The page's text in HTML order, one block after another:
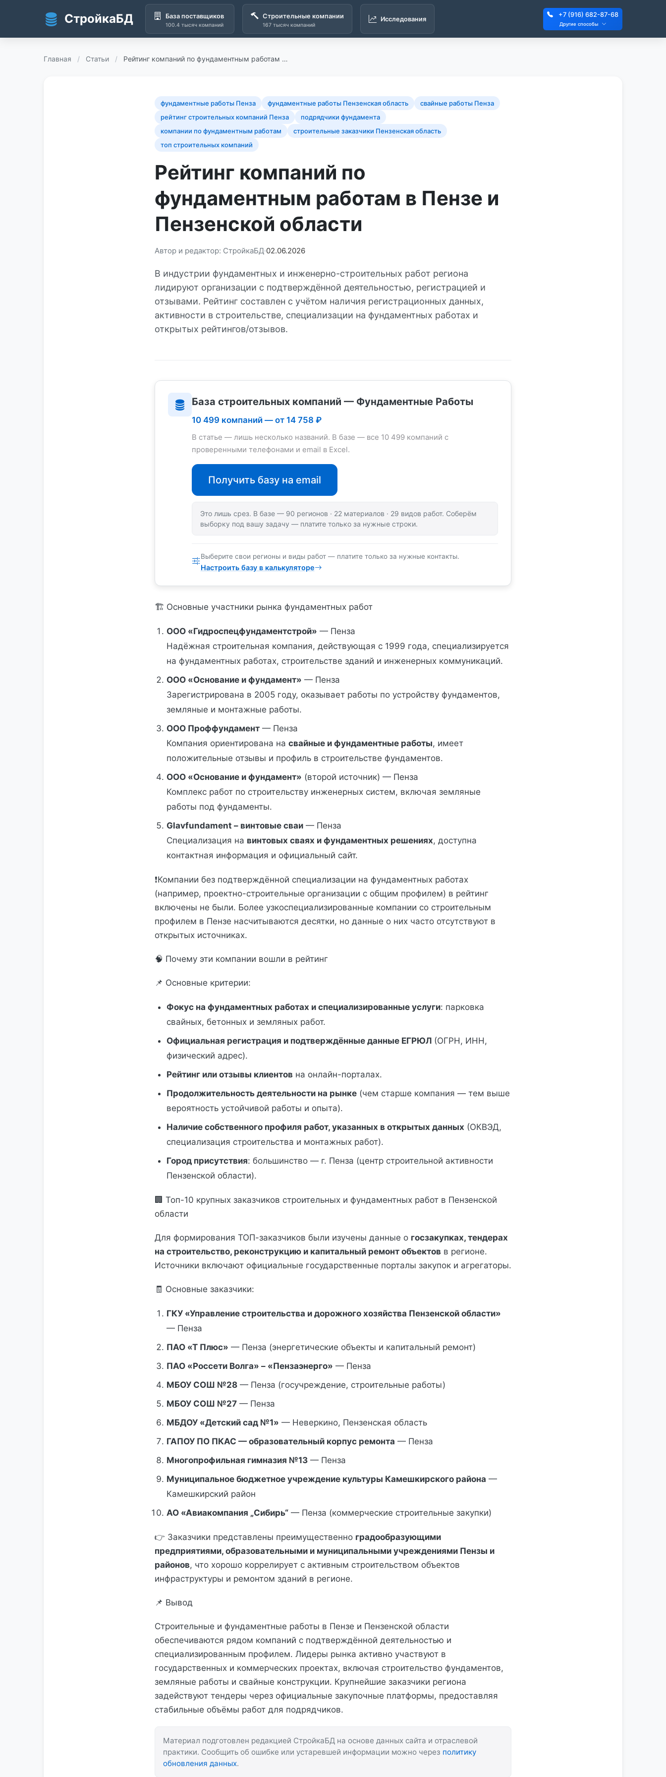
СтройкаБД База поставщиков
100.4 тысяч компаний
Строительные компании
167 тысяч компаний
Исследования
+7 (916) 682-87-68
Другие способы
Главная / Статьи / Рейтинг компаний по фундаментным работам …
фундаментные работы Пенза фундаментные работы Пензенская область
свайные работы Пенза
рейтинг строительных компаний Пенза
подрядчики фундамента
компании по фундаментным работам
строительные заказчики Пензенская область
топ строительных компаний
Рейтинг компаний по
фундаментным работам в Пензе и
Пензенской области
Автор и редактор: СтройкаБД 02.06.2026
В индустрии фундаментных и инженерно-строительных работ региона
лидируют организации с подтверждённой деятельностью, регистрацией и
отзывами. Рейтинг составлен с учётом наличия регистрационных данных,
активности в строительстве, специализации на фундаментных работах и
открытых рейтингов/отзывов.
База строительных компаний — Фундаментные Работы
10 499 компаний — от 14 758 ₽
В статье — лишь несколько названий. В базе — все 10 499 компаний с
проверенными телефонами и email в Excel.
Получить базу на email
Это лишь срез. В базе — 90 регионов · 22 материалов · 29 видов работ. Соберём
выборку под вашу задачу — платите только за нужные строки.
Выберите свои регионы и виды работ — платите только за нужные контакты.
Настроить базу в калькуляторе
🏗️ Основные участники рынка фундаментных работ
ООО «Гидроспецфундаментстрой» — Пенза
Надёжная строительная компания, действующая с 1999 года, специализируется
на фундаментных работах, строительстве зданий и инженерных коммуникаций.
ООО «Основание и фундамент» — Пенза
Зарегистрирована в 2005 году, оказывает работы по устройству фундаментов,
земляные и монтажные работы.
ООО Проффундамент — Пенза
Компания ориентирована на свайные и фундаментные работы, имеет
положительные отзывы и профиль в строительстве фундаментов.
ООО «Основание и фундамент» (второй источник) — Пенза
Комплекс работ по строительству инженерных систем, включая земляные
работы под фундаменты.
Glavfundament – винтовые сваи — Пенза
Специализация на винтовых сваях и фундаментных решениях, доступна
контактная информация и официальный сайт.
❗Компании без подтверждённой специализации на фундаментных работах
(например, проектно-строительные организации с общим профилем) в рейтинг
включены не были. Более узкоспециализированные компании со строительным
профилем в Пензе насчитываются десятки, но данные о них часто отсутствуют в
открытых источниках.
🧠 Почему эти компании вошли в рейтинг
📌 Основные критерии:
Фокус на фундаментных работах и специализированные услуги: парковка
свайных, бетонных и земляных работ.
Официальная регистрация и подтверждённые данные ЕГРЮЛ (ОГРН, ИНН,
физический адрес).
Рейтинг или отзывы клиентов на онлайн-порталах.
Продолжительность деятельности на рынке (чем старше компания — тем выше
вероятность устойчивой работы и опыта).
Наличие собственного профиля работ, указанных в открытых данных (ОКВЭД,
специализация строительства и монтажных работ).
Город присутствия: большинство — г. Пенза (центр строительной активности
Пензенской области).
🏢 Топ-10 крупных заказчиков строительных и фундаментных работ в Пензенской
области
Для формирования ТОП-заказчиков были изучены данные о госзакупках, тендерах
на строительство, реконструкцию и капитальный ремонт объектов в регионе.
Источники включают официальные государственные порталы закупок и агрегаторы.
🧾 Основные заказчики:
ГКУ «Управление строительства и дорожного хозяйства Пензенской области»
— Пенза
ПАО «Т Плюс» — Пенза (энергетические объекты и капитальный ремонт)
ПАО «Россети Волга» – «Пензаэнерго» — Пенза
МБОУ СОШ №28 — Пенза (госучреждение, строительные работы)
МБОУ СОШ №27 — Пенза
МБДОУ «Детский сад №1» — Неверкино, Пензенская область
ГАПОУ ПО ПКАС — образовательный корпус ремонта — Пенза
Многопрофильная гимназия №13 — Пенза
Муниципальное бюджетное учреждение культуры Камешкирского района —
Камешкирский район
АО «Авиакомпания „Сибирь“ — Пенза (коммерческие строительные закупки)
👉 Заказчики представлены преимущественно градообразующими
предприятиями, образовательными и муниципальными учреждениями Пензы и
районов, что хорошо коррелирует с активным строительством объектов
инфраструктуры и ремонтом зданий в регионе.
📌 Вывод
Строительные и фундаментные работы в Пензе и Пензенской области
обеспечиваются рядом компаний с подтверждённой деятельностью и
специализированным профилем. Лидеры рынка активно участвуют в
государственных и коммерческих проектах, включая строительство фундаментов,
земляные работы и свайные конструкции. Крупнейшие заказчики региона
задействуют тендеры через официальные закупочные платформы, предоставляя
стабильные объёмы работ для подрядчиков.
Материал подготовлен редакцией СтройкаБД на основе данных сайта и отраслевой
практики. Сообщить об ошибке или устаревшей информации можно через политику
обновления данных.